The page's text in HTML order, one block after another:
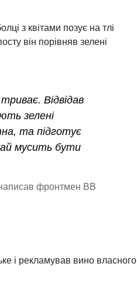
з квітами позує на тлі
він порівняв зелені
Відвідав
зелені
та підготує
мусить бути
фронтмен ВВ
і рекламував вино власного